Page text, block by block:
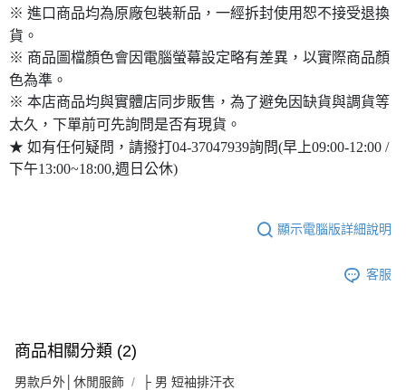
※ 進口商品均為原廠包裝新品，一經拆封使用恕不接受退換
貨。
※ 商品圖檔顏色會因電腦螢幕設定略有差異，以實際商品顏
色為準。
※ 本店商品均與實體店同步販售，為了避免因缺貨與調貨等
太久，下單前可先詢問是否有現貨。
★ 如有任何疑問，請撥打04-37047939詢問(早上09:00-12:00 /
下午13:00~18:00,週日公休)
顯示電腦版詳細說明
客服
商品相關分類 (2)
男款戶外│休閒服飾 ├ 男 短袖排汗衣